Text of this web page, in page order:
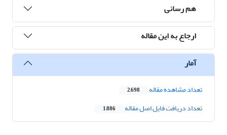
هم رسانی
ارجاع به این مقاله
آمار
تعداد مشاهده مقاله 2,698
تعداد دریافت فایل اصل مقاله 1,886